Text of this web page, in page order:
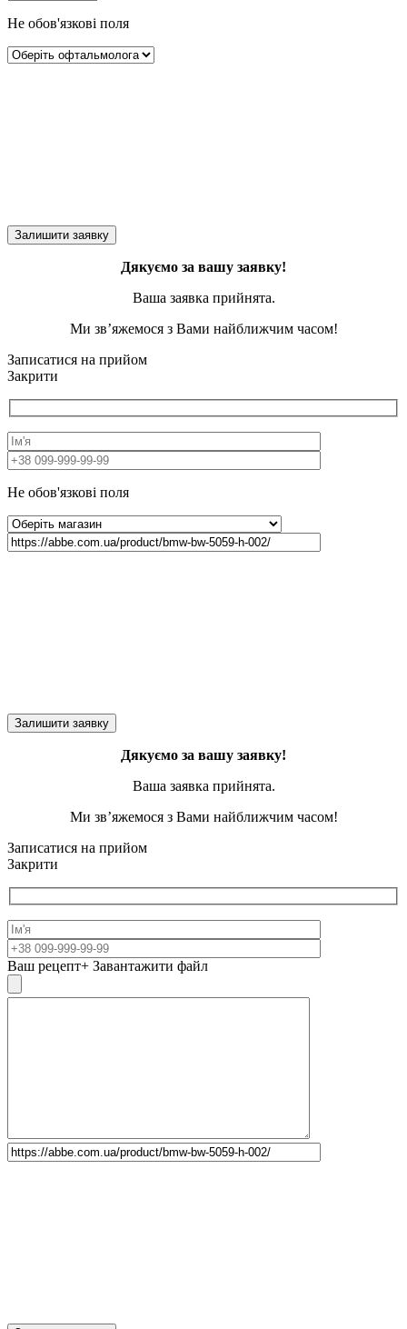
Не обов'язкові поля
Дякуємо за вашу заявку!
Ваша заявка прийнята.
Ми зв’яжемося з Вами найближчим часом!
Записатися на прийом
Закрити
Не обов'язкові поля
Дякуємо за вашу заявку!
Ваша заявка прийнята.
Ми зв’яжемося з Вами найближчим часом!
Записатися на прийом
Закрити
Ваш рецепт+ Завантажити файл